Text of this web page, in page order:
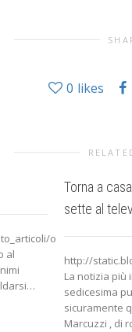
0 likes
originali/fe/
al
Torna a
sette al
http://
La notizia più
sedicesima
sicuramente
Marcuzzi , di